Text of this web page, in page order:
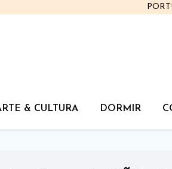
& CULTURA DORMIR